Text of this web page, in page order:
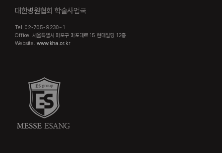
대한병원협회 학술사업국
Tel. 02-705-9230~1
Office. 서울특별시 마포구 마포대로 15 현대빌딩 12층
Website.www.kha.or.kr